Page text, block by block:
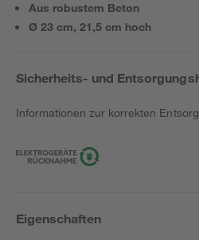
Aus robustem Beton
Ø 23 cm, 21,5 cm hoch
Sicherheits- und
Informationen zur korrekten
Eigenschaften